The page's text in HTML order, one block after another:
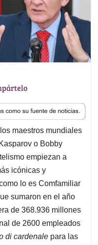
maestros mundiales
o Bobby
empiezan a
icónicas y
lo es Comfamiliar
sumaron en el año
de 368.936 millones
de 2600 empleados
di cardenale para las